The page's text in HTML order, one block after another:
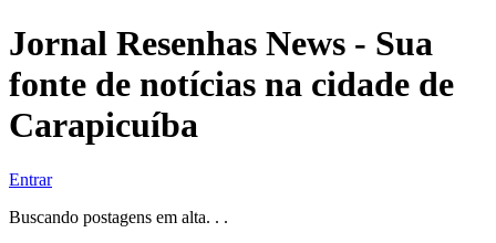
Jornal Resenhas News - Sua
fonte de notícias na cidade de
Carapicuíba
Entrar
Buscando postagens em alta. . .